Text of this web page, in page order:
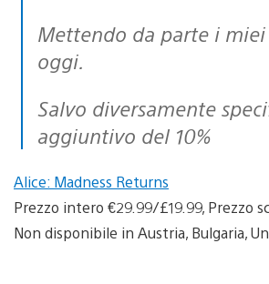
Mettendo da parte i miei ricordi, diamo un’occhiata ai nuovi sconti in vigore da
oggi.
Salvo diversamente specificato, i membri di PS Plus hanno diritto a uno sconto
aggiuntivo del 10%
Alice: Madness Returns
Prezzo intero €29.99/£19.99, Prezzo
Non disponibile in Austria, Bulgaria,